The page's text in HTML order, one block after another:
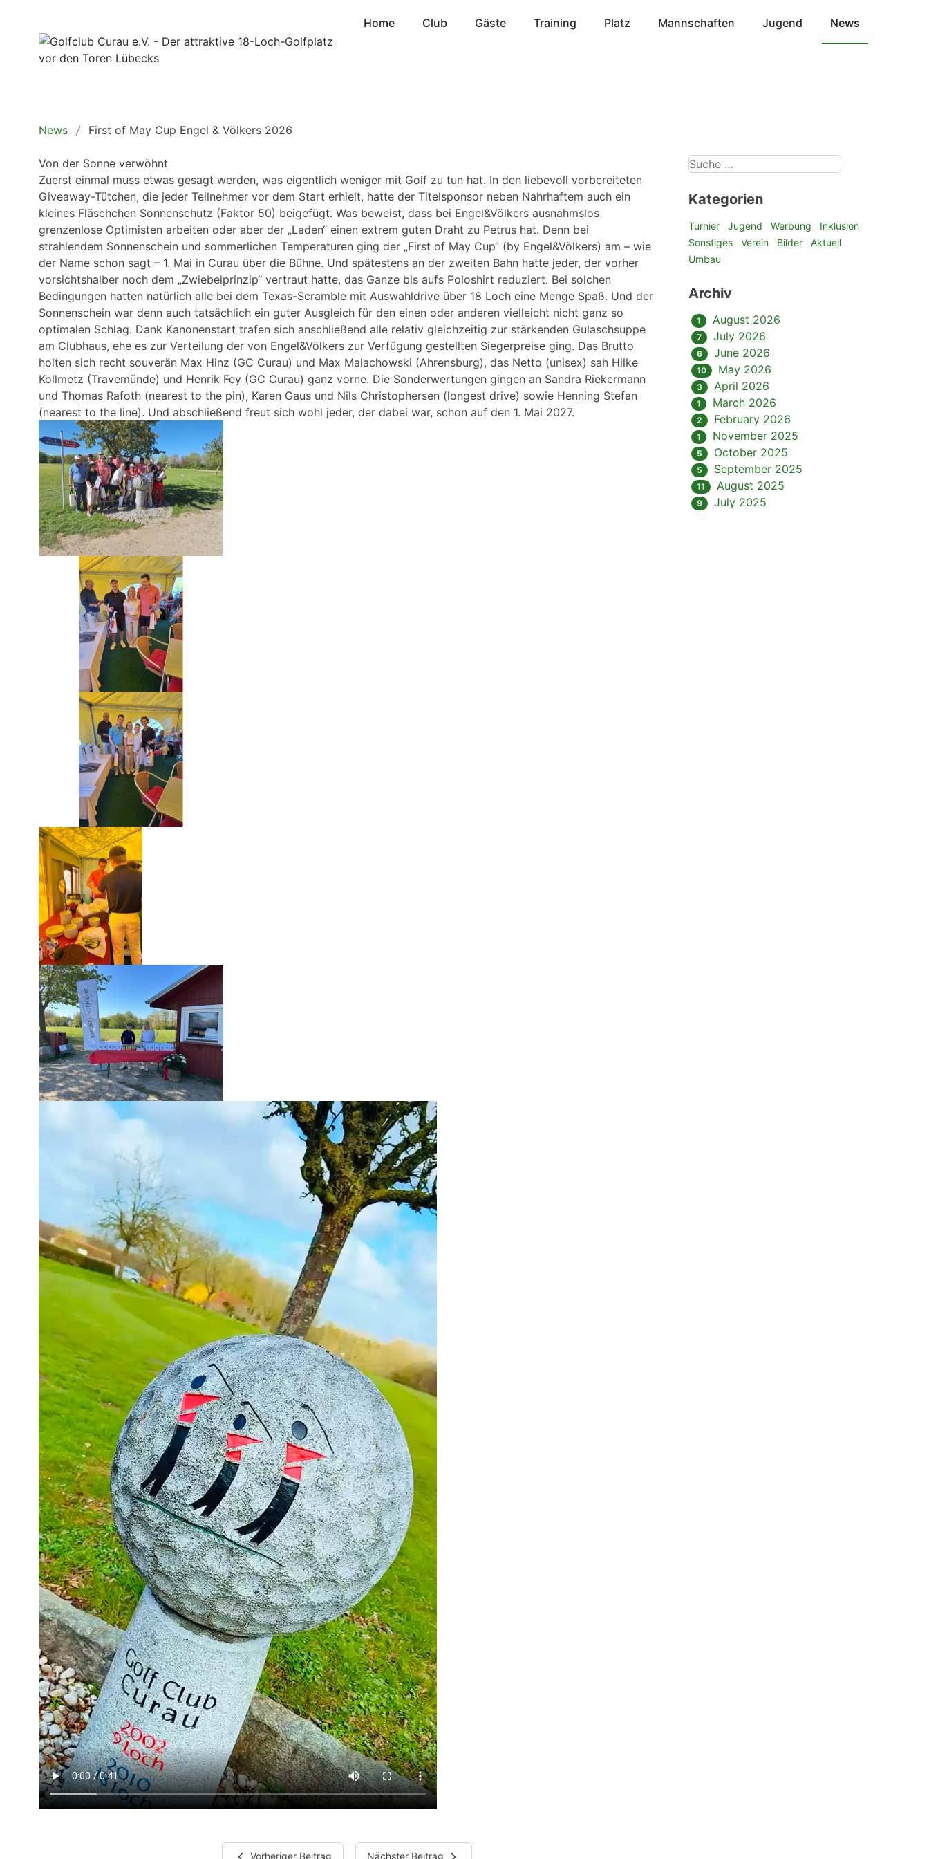
Home Club Gäste Training Platz Mannschaften Jugend News
News First of May Cup Engel & Völkers 2026
Von der Sonne verwöhnt
Zuerst einmal muss etwas gesagt werden, was eigentlich weniger mit Golf zu tun hat. In den liebevoll vorbereiteten
Giveaway-Tütchen, die jeder Teilnehmer vor dem Start erhielt, hatte der Titelsponsor neben Nahrhaftem auch ein
kleines Fläschchen Sonnenschutz (Faktor 50) beigefügt. Was beweist, dass bei Engel&Völkers ausnahmslos
grenzenlose Optimisten arbeiten oder aber der „Laden“ einen extrem guten Draht zu Petrus hat. Denn bei
strahlendem Sonnenschein und sommerlichen Temperaturen ging der „First of May Cup“ (by Engel&Völkers) am – wie
der Name schon sagt – 1. Mai in Curau über die Bühne. Und spätestens an der zweiten Bahn hatte jeder, der vorher
vorsichtshalber noch dem „Zwiebelprinzip“ vertraut hatte, das Ganze bis aufs Poloshirt reduziert. Bei solchen
Bedingungen hatten natürlich alle bei dem Texas-Scramble mit Auswahldrive über 18 Loch eine Menge Spaß. Und der
Sonnenschein war denn auch tatsächlich ein guter Ausgleich für den einen oder anderen vielleicht nicht ganz so
optimalen Schlag. Dank Kanonenstart trafen sich anschließend alle relativ gleichzeitig zur stärkenden Gulaschsuppe
am Clubhaus, ehe es zur Verteilung der von Engel&Völkers zur Verfügung gestellten Siegerpreise ging. Das Brutto
holten sich recht souverän Max Hinz (GC Curau) und Max Malachowski (Ahrensburg), das Netto (unisex) sah Hilke
Kollmetz (Travemünde) und Henrik Fey (GC Curau) ganz vorne. Die Sonderwertungen gingen an Sandra Riekermann
und Thomas Rafoth (nearest to the pin), Karen Gaus und Nils Christophersen (longest drive) sowie Henning Stefan
(nearest to the line). Und abschließend freut sich wohl jeder, der dabei war, schon auf den 1. Mai 2027.
Vorheriger Beitrag Nächster Beitrag
Kategorien
Turnier Jugend Werbung
Inklusion
Sonstiges
Verein Bilder
Aktuell
Umbau
Archiv
1 August 2026
7 July 2026
6 June 2026
10 May 2026
3 April 2026
1 March 2026
2 February 2026
1 November 2025
5 October 2025
5 September 2025
11 August 2025
9 July 2025